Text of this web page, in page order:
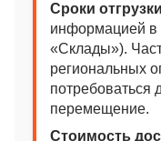
Сроки
информацией в
«Склады»).
региональных
потребоваться
перемещение.
Стоимость